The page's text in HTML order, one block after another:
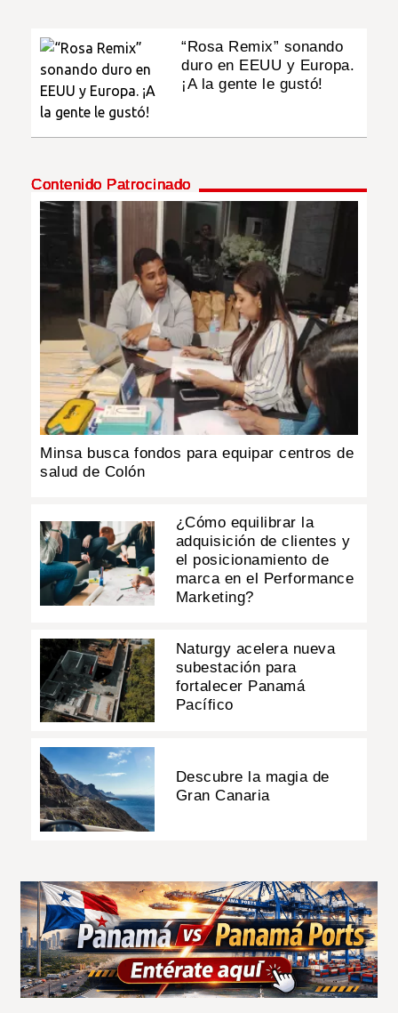
“Rosa Remix” sonando
duro en EEUU y Europa.
¡A la gente le gustó!
Contenido Patrocinado
Minsa busca fondos para equipar centros de
salud de Colón
¿Cómo equilibrar la
adquisición de clientes y
el posicionamiento de
marca en el Performance
Marketing?
Naturgy acelera nueva
subestación para
fortalecer Panamá
Pacífico
Descubre la magia de
Gran Canaria